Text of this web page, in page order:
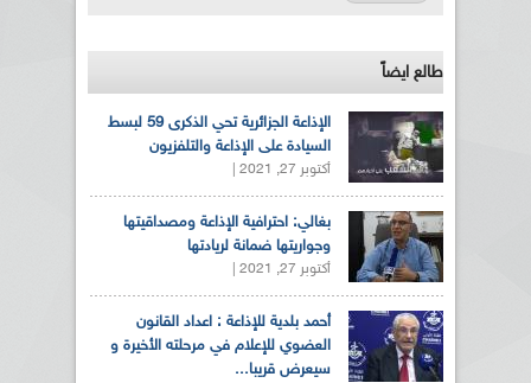
طالع ايضاً
الإذاعة الجزائرية تحي الذكرى 59 لبسط
السيادة على الإذاعة والتلفزيون
أكتوبر 27, 2021 |
بغالي: احترافية الإذاعة ومصداقيتها
وجواريتها ضمانة لريادتها
أكتوبر 27, 2021 |
أحمد بلدية للإذاعة : اعداد القانون
العضوي للإعلام في مرحلته الأخيرة و
سيعرض قريبا...